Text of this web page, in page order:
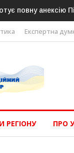
анексію
Експертна
РЕГІОНУ ПРО